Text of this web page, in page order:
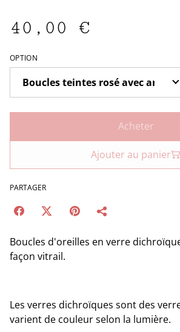
40,00 €
OPTION
Acheter
Ajouter au panier
PARTAGER
Boucles d'oreilles en verre
façon vitrail.
Les verres dichroïques sont des
varient de couleur selon la lumière.